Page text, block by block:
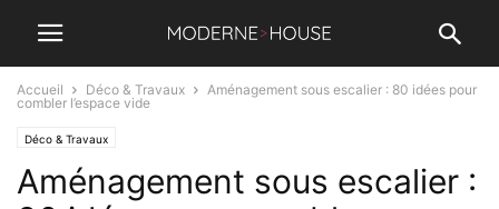
Accueil Déco & Travaux
Aménagement sous escalier : 80 idées pour
combler l’espace vide
Déco & Travaux
Aménagement sous escalier :